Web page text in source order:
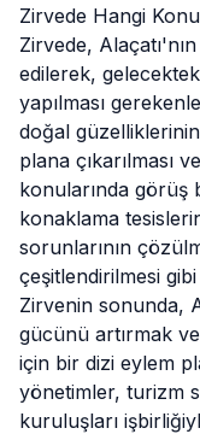
Zirvede Hangi
Zirvede,
edilerek,
yapılması
doğal
plana çıkarılması
konularında görüş
konaklama
sorunlarının
çeşitlendirilmesi
Zirvenin sonunda,
gücünü artırmak
için bir dizi eylem
yönetimler, turizm
kuruluşları